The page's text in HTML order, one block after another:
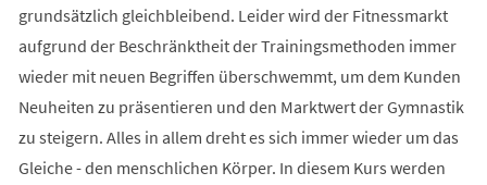
grundsätzlich gleichbleibend. Leider wird der Fitnessmarkt
aufgrund der Beschränktheit der Trainingsmethoden immer
wieder mit neuen Begriffen überschwemmt, um dem Kunden
Neuheiten zu präsentieren und den Marktwert der Gymnastik
zu steigern. Alles in allem dreht es sich immer wieder um das
Gleiche - den menschlichen Körper. In diesem Kurs werden